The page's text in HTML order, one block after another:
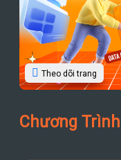
Theo dõi trang
Chương